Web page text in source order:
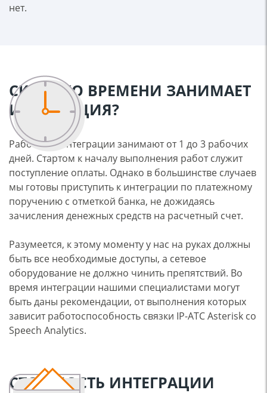
нет.
СКОЛЬКО ВРЕМЕНИ ЗАНИМАЕТ
ИНТЕГРАЦИЯ?
Работы по интеграции занимают от 1 до 3 рабочих
дней. Стартом к началу выполнения работ служит
поступление оплаты. Однако в большинстве случаев
мы готовы приступить к интеграции по платежному
поручению с отметкой банка, не дожидаясь
зачисления денежных средств на расчетный счет.
Разумеется, к этому моменту у нас на руках должны
быть все необходимые доступы, а сетевое
оборудование не должно чинить препятствий. Во
время интеграции нашими специалистами могут
быть даны рекомендации, от выполнения которых
зависит работоспособность связки IP-АТС Asterisk со
Speech Analytics.
СТОИМОСТЬ ИНТЕГРАЦИИ